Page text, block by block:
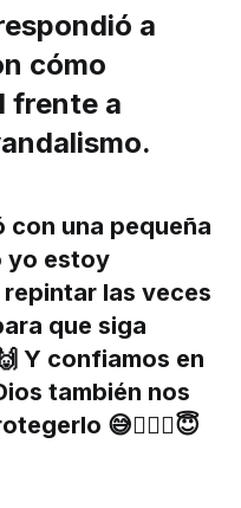
a
cómo
frente a
con una pequeña
yo estoy
las veces
que siga
Y confiamos en
también nos
😅🤷🏻‍♀️😇